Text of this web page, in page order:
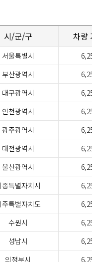
시/군/구 차량
서울특별시
부산광역시
대구광역시
인천광역시
광주광역시
대전광역시
울산광역시
종특별자치시
주특별자치도
수원시
성남시
의정부시